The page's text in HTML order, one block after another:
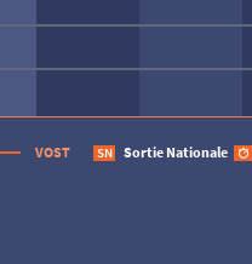
AUCUNE SÉANCE
VOST SN Sortie Nationale